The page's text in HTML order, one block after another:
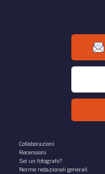
Collaborazioni
Recensioni
Sei un fotografo?
Norme redazionali generali